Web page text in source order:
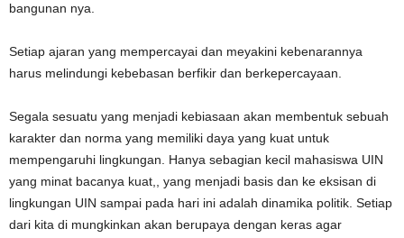
bangunan nya.
Setiap ajaran yang mempercayai dan meyakini kebenarannya
harus melindungi kebebasan berfikir dan berkepercayaan.
Segala sesuatu yang menjadi kebiasaan akan membentuk sebuah
karakter dan norma yang memiliki daya yang kuat untuk
mempengaruhi lingkungan. Hanya sebagian kecil mahasiswa UIN
yang minat bacanya kuat,, yang menjadi basis dan ke eksisan di
lingkungan UIN sampai pada hari ini adalah dinamika politik. Setiap
dari kita di mungkinkan akan berupaya dengan keras agar